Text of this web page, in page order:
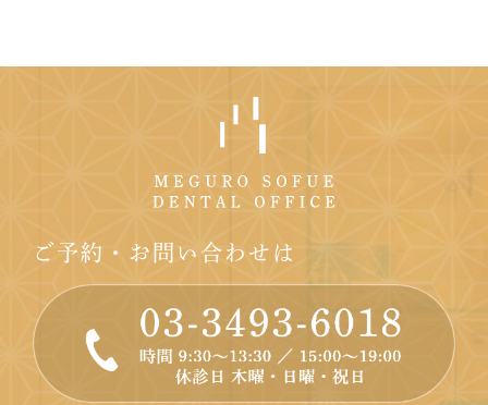
ご予約・お問い合わせは